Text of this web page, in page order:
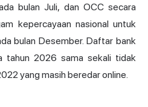
bulan Juli, dan OCC secara
kepercayaan nasional untuk
bulan Desember. Daftar bank
tahun 2026 sama sekali tidak
yang masih beredar online.